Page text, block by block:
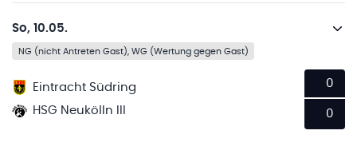
So, 10.05.
NG (nicht Antreten Gast), WG (Wertung gegen Gast)
Eintracht Südring
HSG Neukölln III
0
0